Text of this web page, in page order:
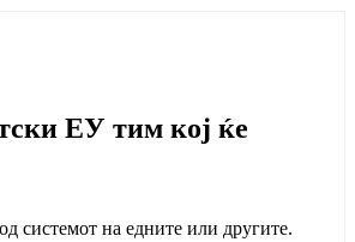
ЕУ тим кој ќе
системот на едните или другите.